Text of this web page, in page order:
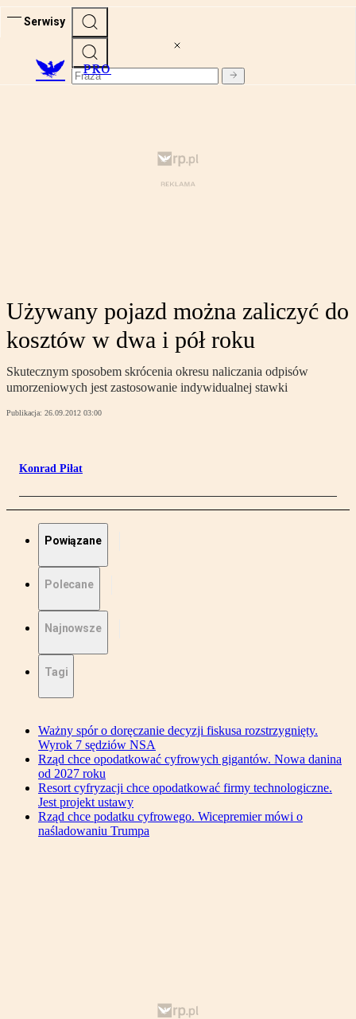
Serwisy
PRO
Używany pojazd można zaliczyć do
kosztów w dwa i pół roku
Skutecznym sposobem skrócenia okresu naliczania odpisów
umorzeniowych jest zastosowanie indywidualnej stawki
Publikacja: 26.09.2012 03:00
Konrad Piłat
Powiązane
Polecane
Najnowsze
Tagi
Ważny spór o doręczanie decyzji fiskusa rozstrzygnięty.
Wyrok 7 sędziów NSA
Rząd chce opodatkować cyfrowych gigantów. Nowa danina
od 2027 roku
Resort cyfryzacji chce opodatkować firmy technologiczne.
Jest projekt ustawy
Rząd chce podatku cyfrowego. Wicepremier mówi o
naśladowaniu Trumpa